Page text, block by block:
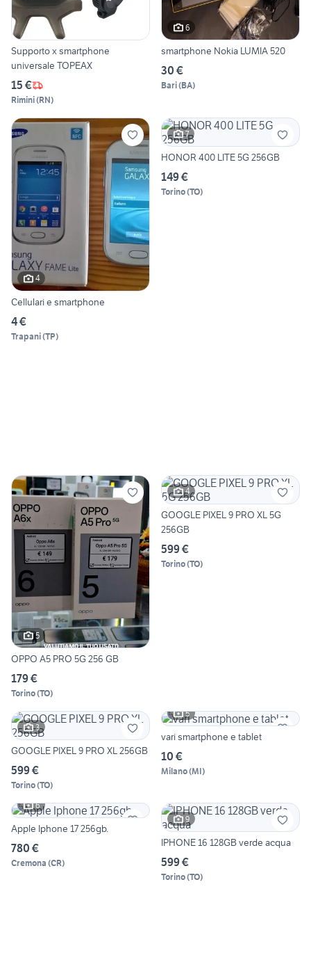
Supporto x smartphone
universale TOPEAX
15 €
Rimini(RN)
6
smartphone Nokia LUMIA 520
30 €
Bari(BA)
4
Cellulari e smartphone
4 €
Trapani(TP)
7
HONOR 400 LITE 5G 256GB
149 €
Torino(TO)
5
OPPO A5 PRO 5G 256 GB
179 €
Torino(TO)
4
GOOGLE PIXEL 9 PRO XL 5G
256GB
599 €
Torino(TO)
3
GOOGLE PIXEL 9 PRO XL 256GB
599 €
Torino(TO)
5
vari smartphone e tablet
10 €
Milano(MI)
6
Apple Iphone 17 256gb.
780 €
Cremona (CR)
9
IPHONE 16 128GB verde acqua
599 €
Torino(TO)